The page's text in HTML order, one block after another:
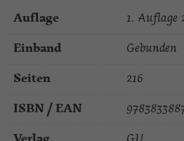
Auflage 1. Auflage
Einband Gebunden
Seiten 216
ISBN / EAN